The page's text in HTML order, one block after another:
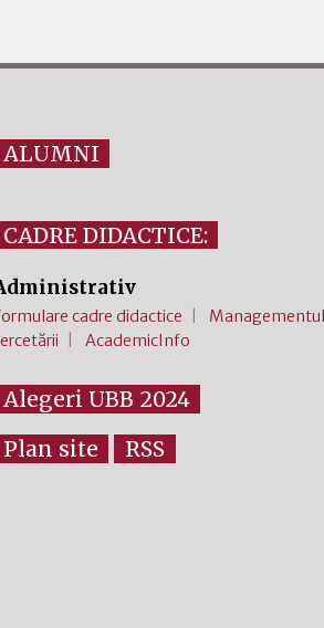
ALUMNI
CADRE DIDACTICE:
cadre didactice
Managementul
AcademicInfo
Alegeri UBB 2024
Plan site
RSS